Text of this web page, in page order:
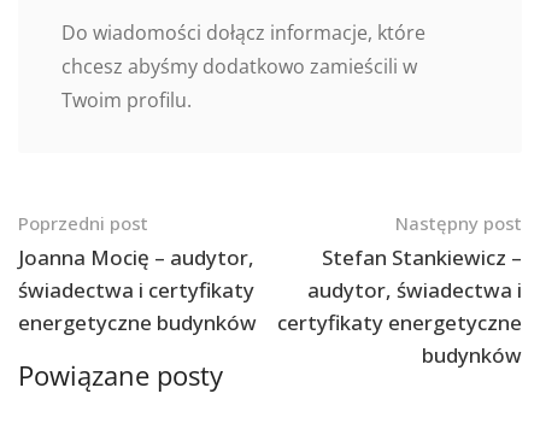
Do wiadomości dołącz informacje, które
chcesz abyśmy dodatkowo zamieścili w
Twoim profilu.
Nawigacja
po
postach
Poprzedni post
Joanna Mocię – audytor,
świadectwa i certyfikaty
energetyczne budynków
Następny post
Stefan Stankiewicz –
audytor, świadectwa i
certyfikaty energetyczne
budynków
Powiązane posty